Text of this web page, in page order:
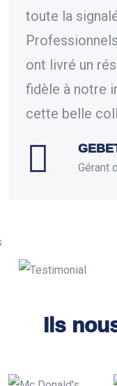
toute la
ont livré un
fidèle à notre
cette belle
Gérant
Ils